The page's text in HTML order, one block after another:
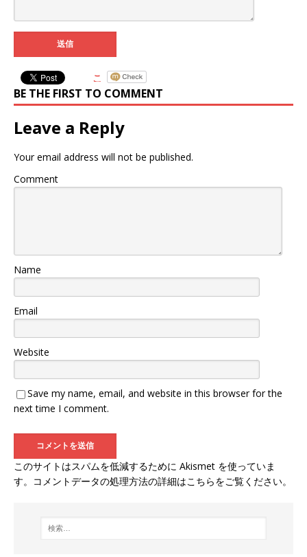
BE THE FIRST TO COMMENT
Leave a Reply
Your email address will not be published.
Comment
Name
Email
Website
Save my name, email, and website in this browser for the
next time I comment.
このサイトはスパムを低減するために Akismet を使っていま
す。 コメントデータの処理方法の詳細はこちらをご覧ください。